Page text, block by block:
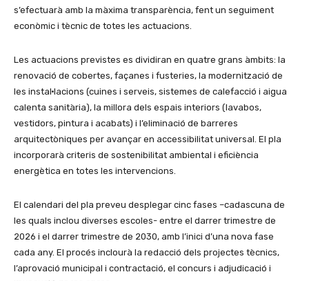
s’efectuarà amb la màxima transparència, fent un seguiment
econòmic i tècnic de totes les actuacions.
Les actuacions previstes es dividiran en quatre grans àmbits: la
renovació de cobertes, façanes i fusteries, la modernització de
les instal·lacions (cuines i serveis, sistemes de calefacció i aigua
calenta sanitària), la millora dels espais interiors (lavabos,
vestidors, pintura i acabats) i l’eliminació de barreres
arquitectòniques per avançar en accessibilitat universal. El pla
incorporarà criteris de sostenibilitat ambiental i eficiència
energètica en totes les intervencions.
El calendari del pla preveu desplegar cinc fases –cadascuna de
les quals inclou diverses escoles- entre el darrer trimestre de
2026 i el darrer trimestre de 2030, amb l’inici d’una nova fase
cada any. El procés inclourà la redacció dels projectes tècnics,
l’aprovació municipal i contractació, el concurs i adjudicació i